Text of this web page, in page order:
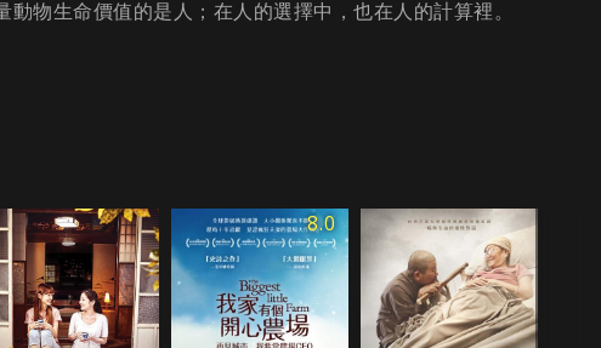
物生命價值的是人；在人的選擇中，也在人的計算裡。
8.0